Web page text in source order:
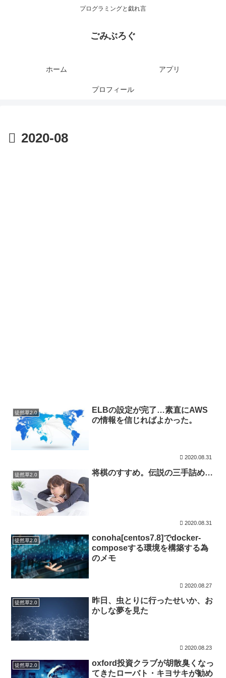
プログラミングと戯れ言
ごみぶろぐ
ホーム アプリ
プロフィール
2020-08
徒然草2.0
ELBの設定が完了…素直にAWS
の情報を信じればよかった。
2020.08.31
徒然草2.0 将棋のすすめ。伝説の三手詰め…
2020.08.31
徒然草2.0
conoha[centos7.8]でdocker-
composeする環境を構築する為
のメモ
2020.08.27
徒然草2.0
昨日、虫とりに行ったせいか、お
かしな夢を見た
2020.08.23
徒然草2.0
oxford投資クラブが胡散臭くなっ
てきたローバト・キヨサキが勧め